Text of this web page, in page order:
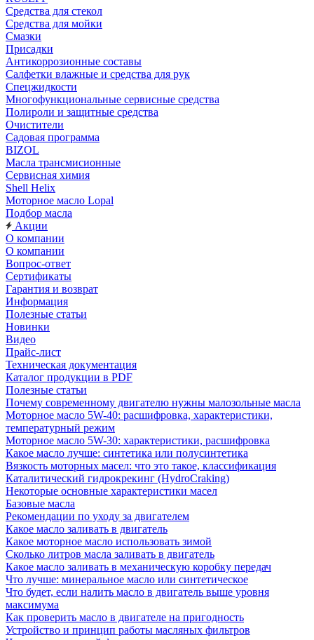
Средства для стекол
Средства для мойки
Смазки
Присадки
Антикоррозионные составы
Салфетки влажные и средства для рук
Спецжидкости
Многофункциональные сервисные средства
Полироли и защитные средства
Очистители
Садовая программа
BIZOL
Масла трансмисионные
Сервисная химия
Shell Helix
Моторное масло Lopal
Подбор масла
Акции
О компании
О компании
Вопрос-ответ
Сертификаты
Гарантия и возврат
Информация
Полезные статьи
Новинки
Видео
Прайс-лист
Техническая документация
Каталог продукции в PDF
Полезные статьи
Почему современному двигателю нужны малозольные масла
Моторное масло 5W-40: расшифровка, характеристики,
температурный режим
Моторное масло 5W-30: характеристики, расшифровка
Какое масло лучше: синтетика или полусинтетика
Вязкость моторных масел: что это такое, классификация
Каталитический гидрокрекинг (НydroСraking)
Некоторые основные характеристики масел
Базовые масла
Рекомендации по уходу за двигателем
Какое масло заливать в двигатель
Какое моторное масло использовать зимой
Сколько литров масла заливать в двигатель
Какое масло заливать в механическую коробку передач
Что лучше: минеральное масло или синтетическое
Что будет, если налить масло в двигатель выше уровня
максимума
Как проверить масло в двигателе на пригодность
Устройство и принцип работы масляных фильтров